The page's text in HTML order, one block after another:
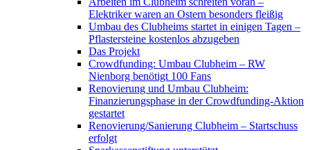
Elektriker waren an Ostern besonders fleißig
Umbau des Clubheims startet in einigen Tagen –
Pflastersteine kostenlos abzugeben
Das Projekt
Crowdfunding: Umbau Clubheim – RW
Nienborg benötigt 100 Fans
Renovierung und Umbau Clubheim:
Finanzierungsphase in der Crowdfunding-Aktion
gestartet
Renovierung/Sanierung Clubheim – Startschuss
erfolgt